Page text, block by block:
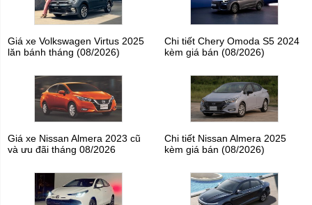
Giá xe Volkswagen Virtus 2025
lăn bánh tháng (08/2026)
Chi tiết Chery Omoda S5 2024
kèm giá bán (08/2026)
Giá xe Nissan Almera 2023 cũ
và ưu đãi tháng 08/2026
Chi tiết Nissan Almera 2025
kèm giá bán (08/2026)